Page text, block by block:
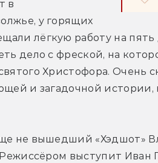
в
у горящих
лёгкую работу на пять
дело с фреской, на
Христофора. Очень
и загадочной
не вышедший «Хэдшот»
выступит Иван